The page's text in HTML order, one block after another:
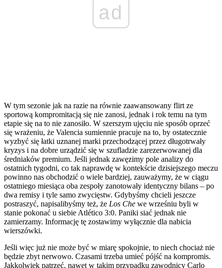
ad
W tym sezonie jak na razie na równie zaawansowany flirt ze
sportową kompromitacją się nie zanosi, jednak i rok temu na tym
etapie się na to nie zanosiło. W szerszym ujęciu nie sposób oprzeć
się wrażeniu, że Valencia sumiennie pracuje na to, by ostatecznie
wyzbyć się łatki uznanej marki przechodzącej przez długotrwały
kryzys i na dobre urządzić się w szufladzie zarezerwowanej dla
średniaków premium. Jeśli jednak zawęzimy pole analizy do
ostatnich tygodni, co tak naprawdę w kontekście dzisiejszego meczu
powinno nas obchodzić o wiele bardziej, zauważymy, że w ciągu
ostatniego miesiąca oba zespoły zanotowały identyczny bilans – po
dwa remisy i tyle samo zwycięstw. Gdybyśmy chcieli jeszcze
postraszyć, napisalibyśmy też, że Los Che we wrześniu byli w
stanie pokonać u siebie Atlético 3:0. Paniki siać jednak nie
zamierzamy. Informację tę zostawimy wyłącznie dla nabicia
wierszówki.
Jeśli więc już nie może być w miarę spokojnie, to niech chociaż nie
będzie zbyt nerwowo. Czasami trzeba umieć pójść na kompromis.
Jakkolwiek patrzeć, nawet w takim przypadku zawodnicy Carlo